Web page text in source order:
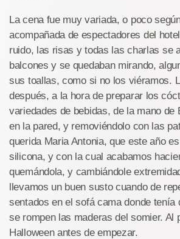
La cena fue muy variada, o poco
acompañada de espectadores del
ruido, las risas y todas las charlas se
balcones y se quedaban mirando,
sus toallas, como si no los viéramos.
después, a la hora de preparar los
variedades de bebidas, de la mano de
en la pared, y removiéndolo con las
querida Maria Antonia, que este año
silicona, y con la cual acabamos
quemándola, y cambiándole
llevamos un buen susto cuando de
sentados en el sofá cama donde tenía
se rompen las maderas del somier. Al
Halloween antes de empezar.